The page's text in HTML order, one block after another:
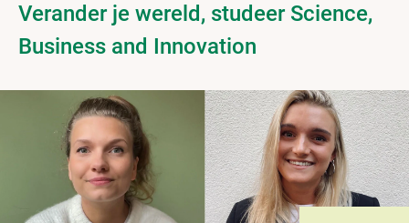
Verander je wereld, studeer Science,
Business and Innovation